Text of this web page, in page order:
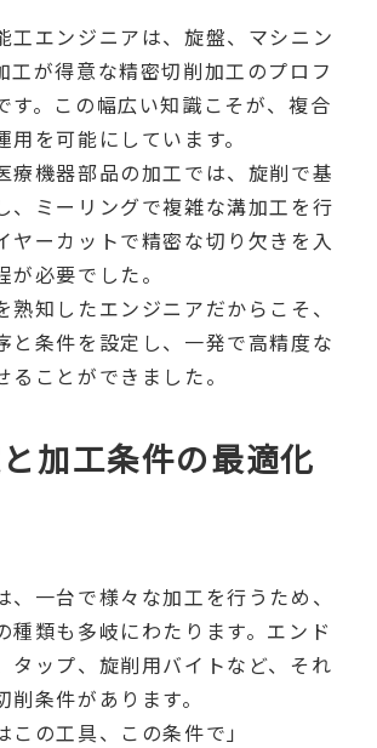
工エンジニアは、旋盤、マシニン
工が得意な精密切削加工のプロフ
す。この幅広い知識こそが、複合
を可能にしています。
療機器部品の加工では、旋削で基
、ミーリングで複雑な溝加工を行
ヤーカットで精密な切り欠きを入
必要でした。
熟知したエンジニアだからこそ、
と条件を設定し、一発で高精度な
ことができました。
加工条件の最適化
、一台で様々な加工を行うため、
種類も多岐にわたります。エンド
タップ、旋削用バイトなど、それ
条件があります。
この工具、この条件で」